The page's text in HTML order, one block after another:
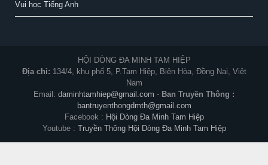
Vui học Tiếng Anh
HỘI DÒNG ĐA MINH TAM HIỆP
Địa chỉ: 134/4, khu phố 5, P.Tam Hiệp, Biên Hòa, Đồng Nai, Việt
Nam
Email: daminhtamhiep@gmail.com - Ban Truyền Thông :
bantruyenthongdmth@gmail.com
Facebook : Hội Dòng Đa Minh Tam Hiệp
Youtube : Truyền Thông Hội Dòng Đa Minh Tam Hiệp